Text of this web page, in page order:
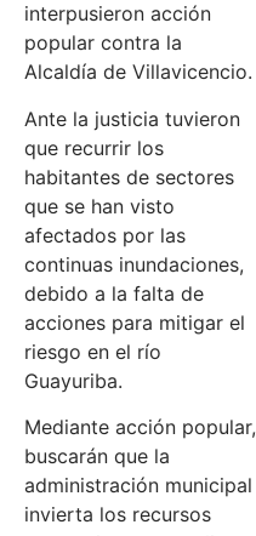
interpusieron acción
popular contra la
Alcaldía de Villavicencio.
Ante la justicia tuvieron
que recurrir los
habitantes de sectores
que se han visto
afectados por las
continuas inundaciones,
debido a la falta de
acciones para mitigar el
riesgo en el río
Guayuriba.
Mediante acción popular,
buscarán que la
administración municipal
invierta los recursos